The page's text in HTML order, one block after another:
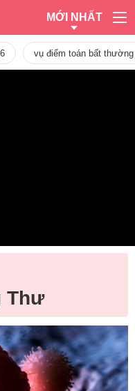
MỚI NHẤT
vụ điểm toán bất
Thư